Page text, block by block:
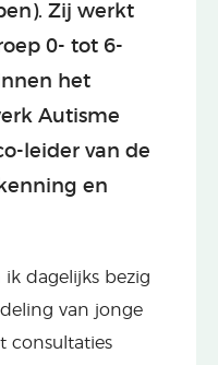
Zij werkt
0- tot 6-
het
Autisme
leider van de
en
dagelijks bezig
van jonge
consultaties